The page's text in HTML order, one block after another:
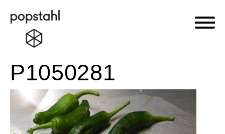
Zum
Inhalt
springen
Popstahl
P1050281